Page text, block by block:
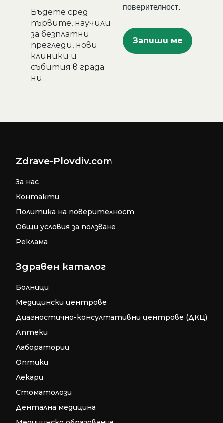
Бъдете сред
първите, научили
за безплатни
прегледи, нови
клиники и
събития в града
ни.
поверителност.
Zdrave-Plovdiv.com
За нас
Контакти
Политика на поверителност
Общи условия за ползване
Реклама
Здравен каталог
Болници
Медицински центрове
Диагностично-консултативни центрове (ДКЦ)
Аптеки
Лаборатории
Оптики
Лекари
Стоматолози
Дентална медицина